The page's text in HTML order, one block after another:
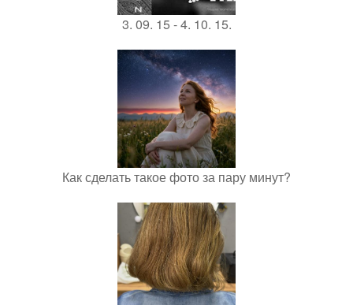
3. 09. 15 - 4. 10. 15.
Как сделать такое фото за пару минут?